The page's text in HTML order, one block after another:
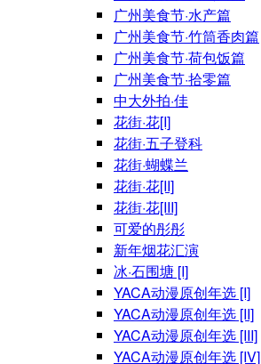
广州美食节·水产篇
广州美食节·竹筒香肉篇
广州美食节·荷包饭篇
广州美食节·拾零篇
中大外拍·佳
花街·花[I]
花街·五子登科
花街·蝴蝶兰
花街·花[II]
花街·花[III]
可爱的彤彤
新年烟花汇演
冰·石围塘 [I]
YACA动漫原创年选 [I]
YACA动漫原创年选 [II]
YACA动漫原创年选 [III]
YACA动漫原创年选 [IV]